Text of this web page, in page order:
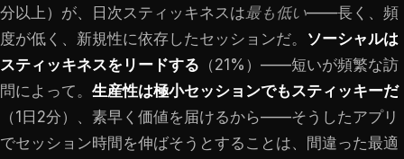
分以上）が、日次スティッキネスは最も低い——長く、頻
度が低く、新規性に依存したセッションだ。 ソーシャルは
スティッキネスをリードする （21%）——短いが頻繁な訪
問によって。 生産性は極小セッションでもスティッキーだ
（1日2分）、素早く価値を届けるから——そうしたアプリ
でセッション時間を伸ばそうとすることは、間違った最適